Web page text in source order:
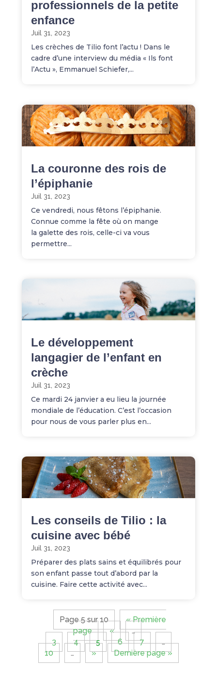
professionnels de la petite
enfance
Juil 31, 2023
Les crèches de Tilio font l’actu ! Dans le
cadre d’une interview du média « Ils font
l’Actu », Emmanuel Schiefer,...
La couronne des rois de
l’épiphanie
Juil 31, 2023
Ce vendredi, nous fêtons l’épiphanie.
Connue comme la fête où on mange
la galette des rois, celle-ci va vous
permettre...
Le développement
langagier de l’enfant en
crèche
Juil 31, 2023
Ce mardi 24 janvier a eu lieu la journée
mondiale de l’éducation. C’est l’occasion
pour nous de vous parler plus en...
Les conseils de Tilio : la
cuisine avec bébé
Juil 31, 2023
Préparer des plats sains et équilibrés pour
son enfant passe tout d’abord par la
cuisine. Faire cette activité avec...
Page 5 sur 10
« Première
page
«
…
3
4 5 6 7
…
10
… » Dernière page »